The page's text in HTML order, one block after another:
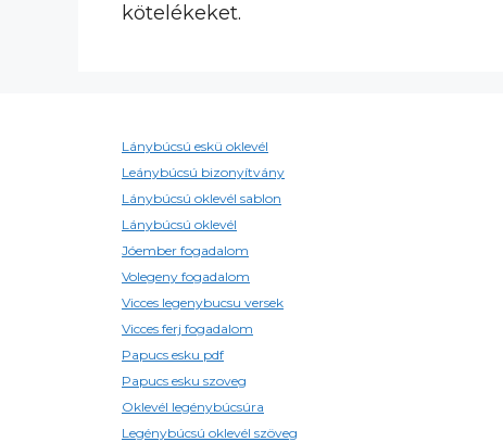
kötelékeket.
Lánybúcsú eskü oklevél
Leánybúcsú bizonyítvány
Lánybúcsú oklevél sablon
Lánybúcsú oklevél
Jóember fogadalom
Volegeny fogadalom
Vicces legenybucsu versek
Vicces ferj fogadalom
Papucs esku pdf
Papucs esku szoveg
Oklevél legénybúcsúra
Legénybúcsú oklevél szöveg